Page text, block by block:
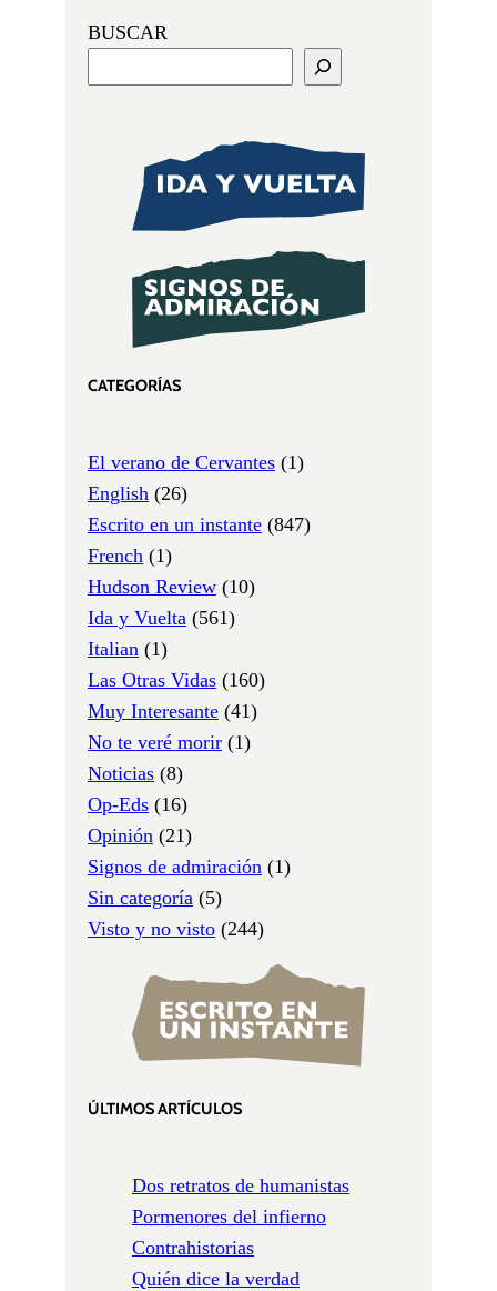
BUSCAR
CATEGORÍAS
El verano de Cervantes (1)
English (26)
Escrito en un instante (847)
French (1)
Hudson Review (10)
Ida y Vuelta (561)
Italian (1)
Las Otras Vidas (160)
Muy Interesante (41)
No te veré morir (1)
Noticias (8)
Op-Eds (16)
Opinión (21)
Signos de admiración (1)
Sin categoría (5)
Visto y no visto (244)
ÚLTIMOS ARTÍCULOS
Dos retratos de humanistas
Pormenores del infierno
Contrahistorias
Quién dice la verdad